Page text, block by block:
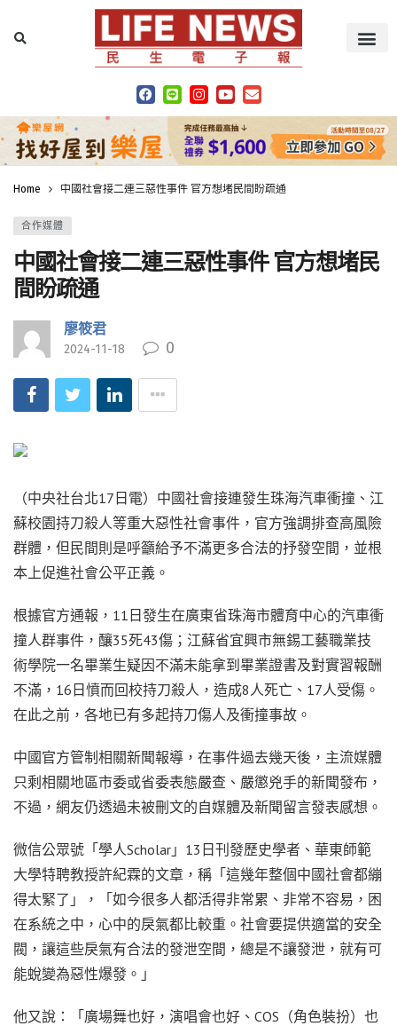
Home 中國社會接二連三惡性事件 官方想堵民間盼疏通
合作媒體
中國社會接二連三惡性事件 官方想堵民
間盼疏通
廖筱君
2024-11-18 0
（中央社台北17日電）中國社會接連發生珠海汽車衝撞、江
蘇校園持刀殺人等重大惡性社會事件，官方強調排查高風險
群體，但民間則是呼籲給予不滿更多合法的抒發空間，並根
本上促進社會公平正義。
根據官方通報，11日發生在廣東省珠海市體育中心的汽車衝
撞人群事件，釀35死43傷；江蘇省宜興市無錫工藝職業技
術學院一名畢業生疑因不滿未能拿到畢業證書及對實習報酬
不滿，16日憤而回校持刀殺人，造成8人死亡、17人受傷。
在此之前，各地已有多起持刀傷人及衝撞事故。
中國官方管制相關新聞報導，在事件過去幾天後，主流媒體
只剩相關地區市委或省委表態嚴查、嚴懲兇手的新聞發布，
不過，網友仍透過未被刪文的自媒體及新聞留言發表感想。
微信公眾號「學人Scholar」13日刊發歷史學者、華東師範
大學特聘教授許紀霖的文章，稱「這幾年整個中國社會都繃
得太緊了」，「如今很多人都活得非常累、非常不容易，困
在系統之中，心中的戾氣都比較重。社會要提供適當的安全
閥，讓這些戾氣有合法的發泄空間，總是不讓發泄，就有可
能蛻變為惡性爆發。」
他又說：「廣場舞也好，演唱會也好、COS（角色裝扮）也